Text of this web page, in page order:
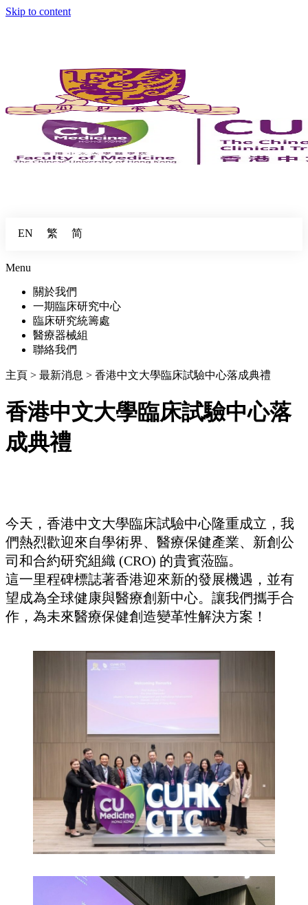
Skip to content
EN 繁 简
Menu
關於我們
一期臨床研究中心
臨床研究統籌處
醫療器械組
聯絡我們
主頁 > 最新消息 > 香港中文大學臨床試驗中心落成典禮
香港中文大學臨床試驗中心落
成典禮
今天，香港中文大學臨床試驗中心隆重成立，我
們熱烈歡迎來自學術界、醫療保健產業、新創公
司和合約研究組織 (CRO) 的貴賓蒞臨。
這一里程碑標誌著香港迎來新的發展機遇，並有
望成為全球健康與醫療創新中心。讓我們攜手合
作，為未來醫療保健創造變革性解決方案！